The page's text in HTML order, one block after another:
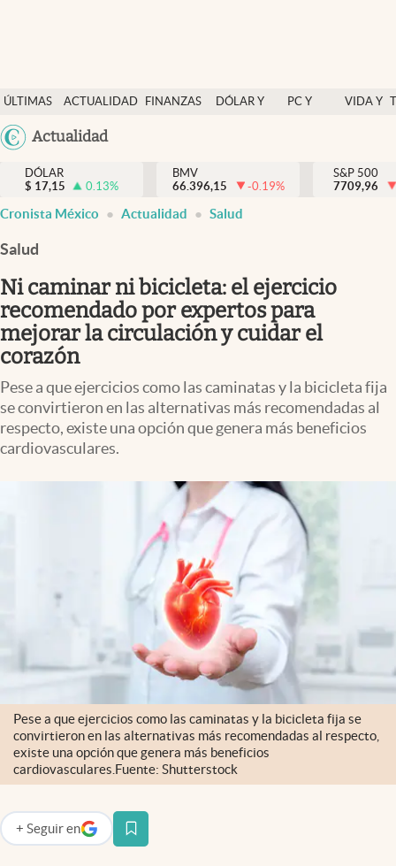
ÚLTIMAS
NOTICIAS
ACTUALIDAD
FINANZAS
DÓLAR Y
PC Y
VIDA Y
México
Actualidad
Actualidad
Finanzas y economía
Dólar y mercados
Pc y celular
Vida y estilo
Clima
Espiritualidad
DÓLAR
$ 17,15 0.13%
BMV
66.396,15
-0.19%
S&P 500
7709,96
Cronista México Actualidad Salud
Salud
Ni caminar ni bicicleta: el ejercicio
recomendado por expertos para
mejorar la circulación y cuidar el
corazón
Pese a que ejercicios como las caminatas y la bicicleta fija
se convirtieron en las alternativas más recomendadas al
respecto, existe una opción que genera más beneficios
cardiovasculares.
Pese a que ejercicios como las caminatas y la bicicleta fija se
convirtieron en las alternativas más recomendadas al respecto,
existe una opción que genera más beneficios
cardiovasculares.Fuente: Shutterstock
+ Seguir en
abre en nueva pestaña